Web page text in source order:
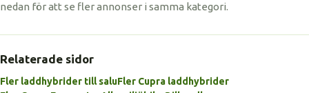
nedan för att se fler annonser i samma kategori.
Relaterade sidor
Fler laddhybrider till saluFler Cupra laddhybrider